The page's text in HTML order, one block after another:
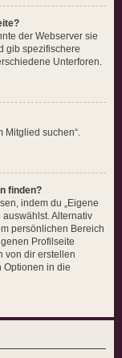
der Webserver sie
gib spezifischere
Unterforen.
Mitglied suchen“.
finden?
indem du „Eigene
Alternativ
persönlichen Bereich
Profilseite
von dir erstellen
Optionen in die